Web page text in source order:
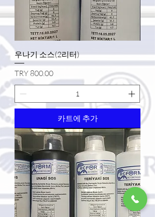
우나기 소스(2리터)
가격
TRY 800.00
카트에 추가